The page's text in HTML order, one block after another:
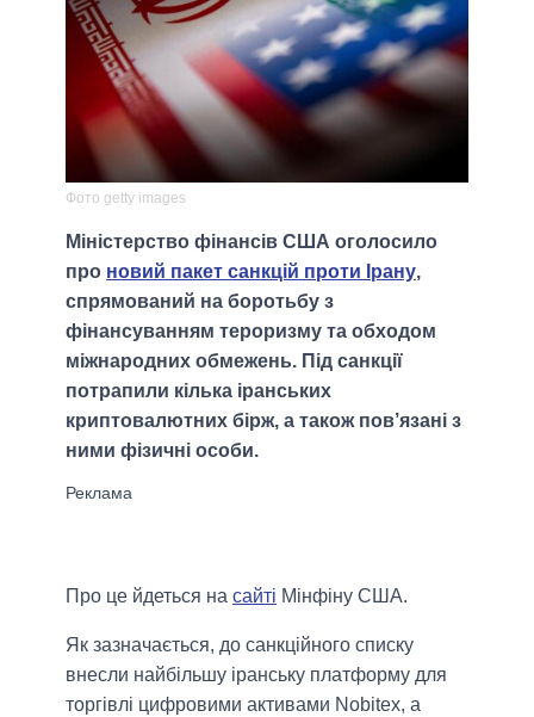
Фото getty images
Міністерство фінансів США оголосило
про новий пакет санкцій проти Ірану,
спрямований на боротьбу з
фінансуванням тероризму та обходом
міжнародних обмежень. Під санкції
потрапили кілька іранських
криптовалютних бірж, а також пов’язані з
ними фізичні особи.
Про це йдеться на сайті Мінфіну США.
Як зазначається, до санкційного списку
внесли найбільшу іранську платформу для
торгівлі цифровими активами Nobitex, а